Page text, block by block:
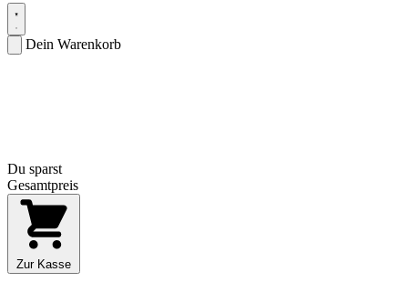
Dein Warenkorb
Du sparst
Gesamtpreis
Zur Kasse